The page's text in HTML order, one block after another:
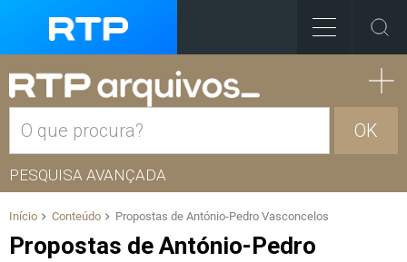
OK
PESQUISA AVANÇADA
Início Conteúdo Propostas de António-Pedro Vasconcelos
Propostas de António-Pedro